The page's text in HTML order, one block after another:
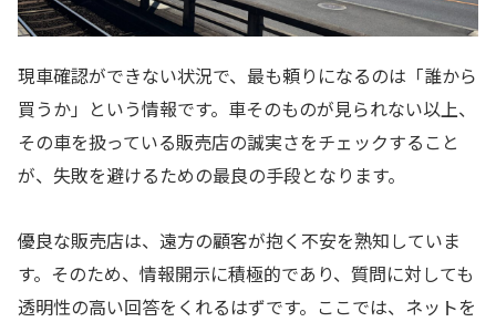
現車確認ができない状況で、最も頼りになるのは「誰から
買うか」という情報です。車そのものが見られない以上、
その車を扱っている販売店の誠実さをチェックすること
が、失敗を避けるための最良の手段となります。
優良な販売店は、遠方の顧客が抱く不安を熟知していま
す。そのため、情報開示に積極的であり、質問に対しても
透明性の高い回答をくれるはずです。ここでは、ネットを